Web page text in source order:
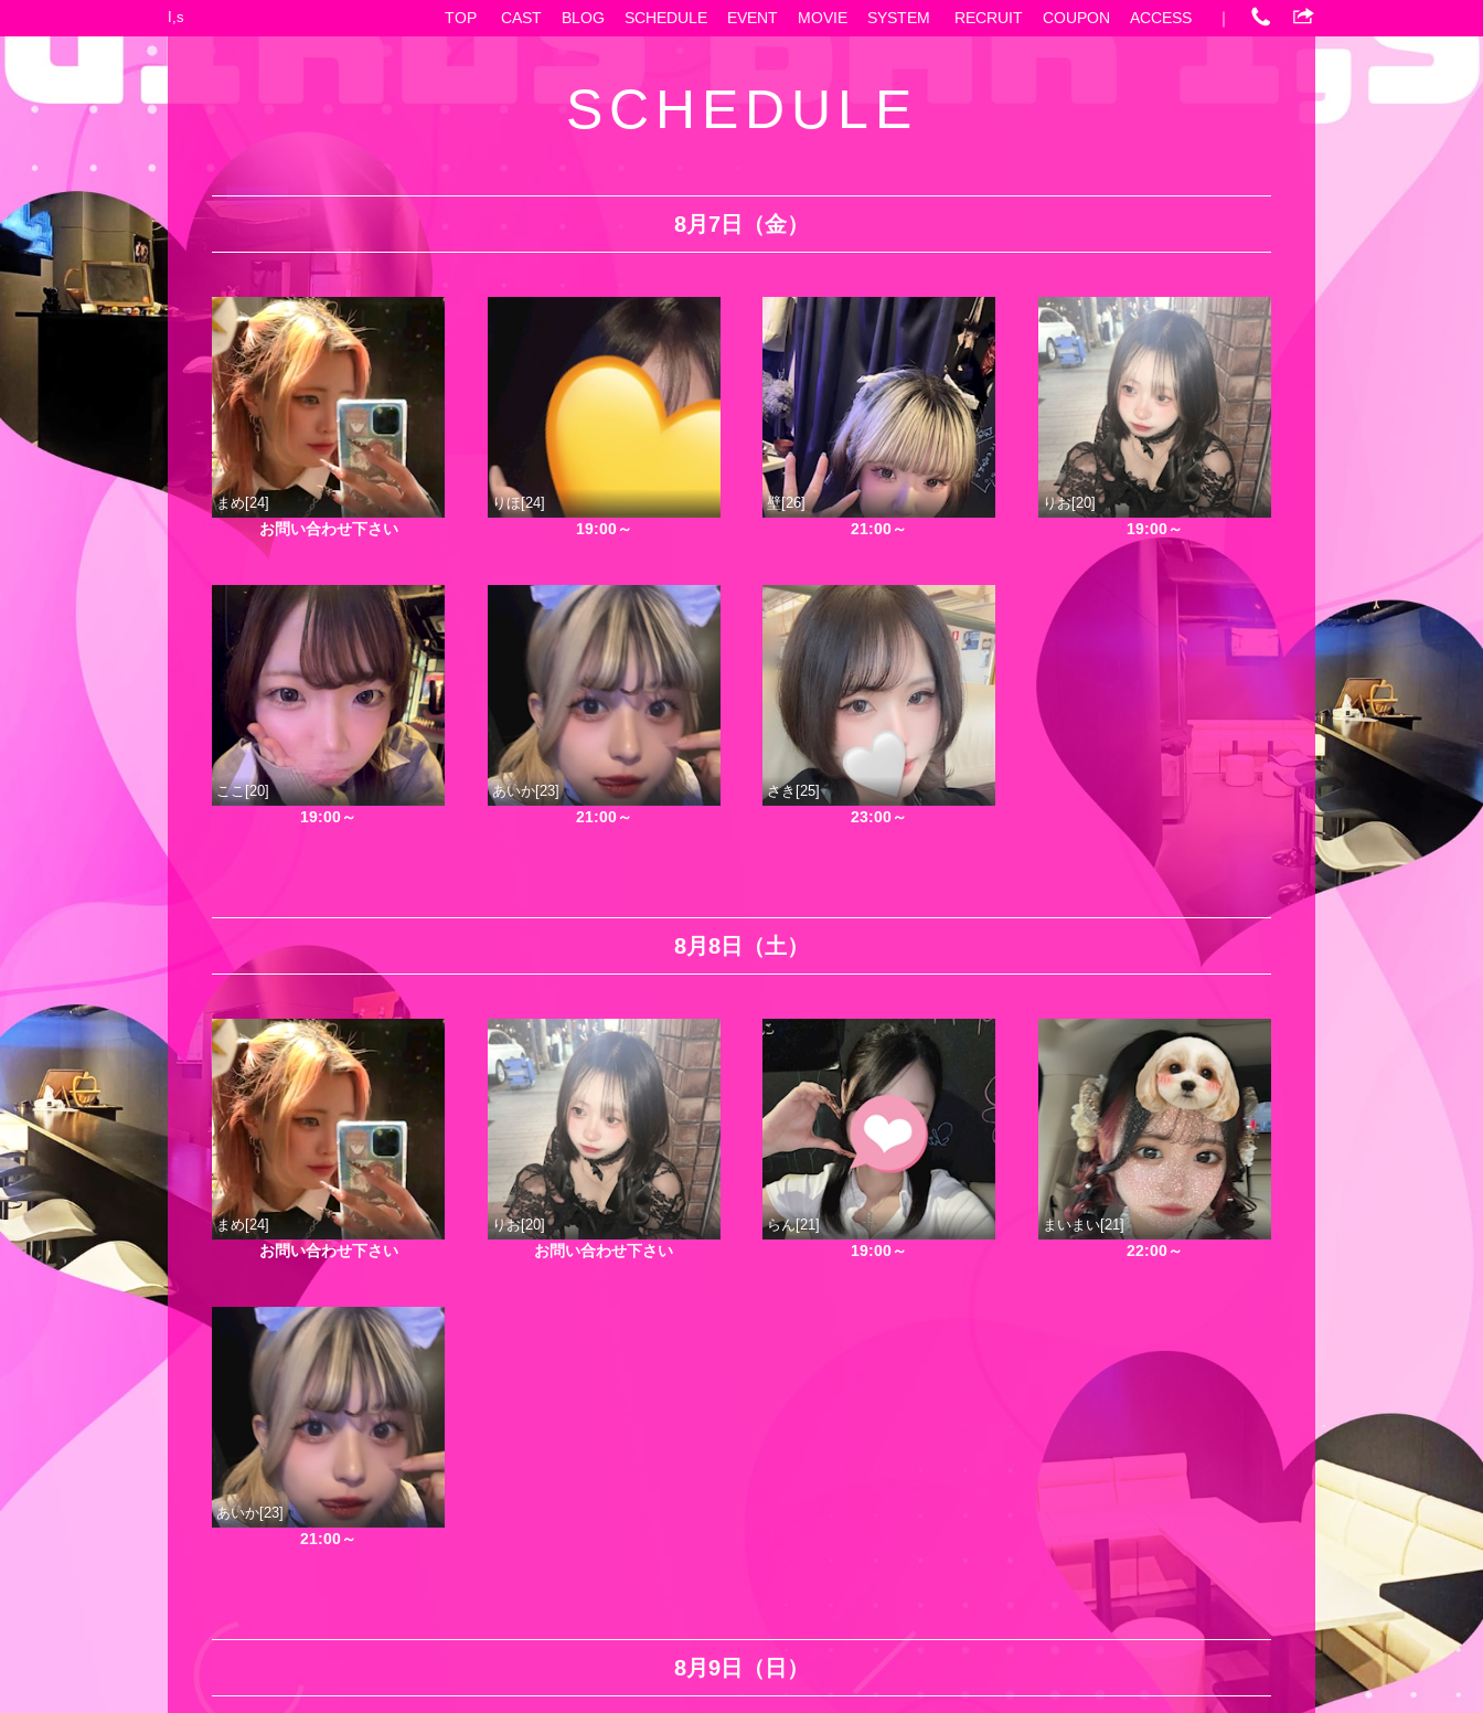
I,s TOP CAST BLOG SCHEDULE EVENT MOVIE SYSTEM RECRUIT COUPON ACCESS ｜
SCHEDULE
8月7日（金）
まめ[24]
お問い合わせ下さい
りほ[24]
19:00～
壁[26]
21:00～
りお[20]
19:00～
ここ[20]
19:00～
あいか[23]
21:00～
さき[25]
23:00～
8月8日（土）
まめ[24]
お問い合わせ下さい
りお[20]
お問い合わせ下さい
らん[21]
19:00～
まいまい[21]
22:00～
あいか[23]
21:00～
8月9日（日）